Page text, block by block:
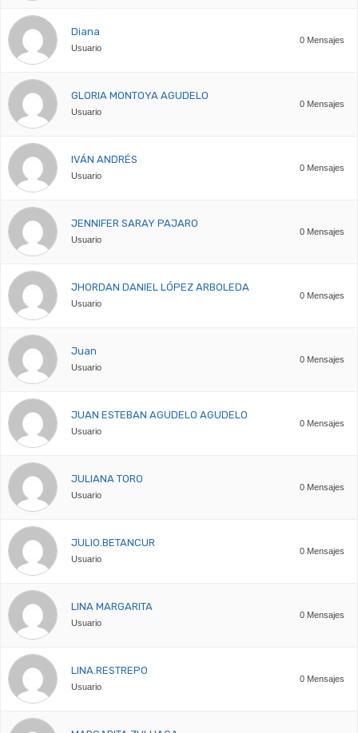
Diana
Usuario
0 Mensajes
GLORIA MONTOYA AGUDELO
Usuario
0 Mensajes
IVÁN ANDRÉS
Usuario
0 Mensajes
JENNIFER SARAY PAJARO
Usuario
0 Mensajes
JHORDAN DANIEL LÓPEZ ARBOLEDA
Usuario
0 Mensajes
Juan
Usuario
0 Mensajes
JUAN ESTEBAN AGUDELO AGUDELO
Usuario
0 Mensajes
JULIANA TORO
Usuario
0 Mensajes
JULIO.BETANCUR
Usuario
0 Mensajes
LINA MARGARITA
Usuario
0 Mensajes
LINA.RESTREPO
Usuario
0 Mensajes